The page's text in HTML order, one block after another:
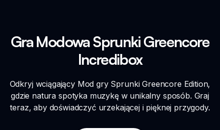
Gra Modowa Sprunki Greencore
Incredibox
Odkryj wciągający Mod gry Sprunki Greencore Edition,
gdzie natura spotyka muzykę w unikalny sposób. Graj
teraz, aby doświadczyć urzekającej i pięknej przygody.